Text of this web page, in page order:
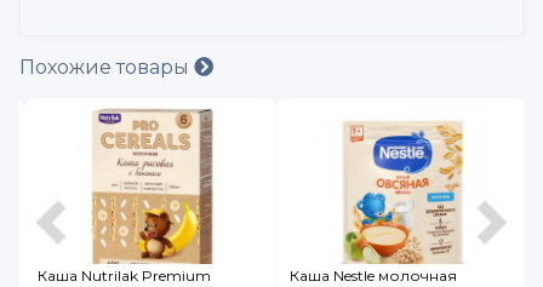
Похожие товары
Каша Nutrilak Premium
Каша Nestle молочная